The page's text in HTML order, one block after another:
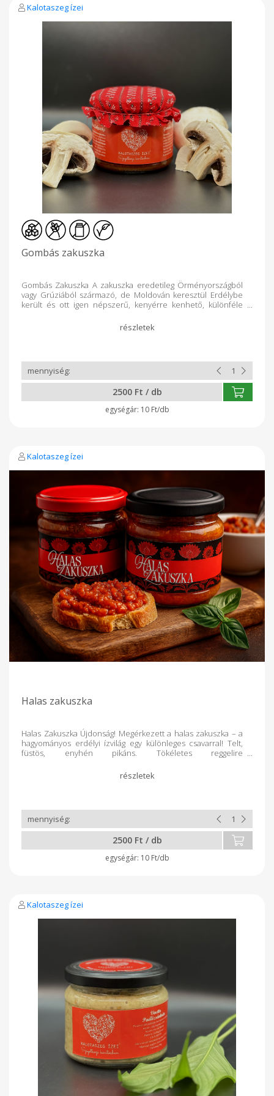
Kalotaszeg ízei
Gombás zakuszka
Gombás Zakuszka A zakuszka eredetileg Örményországból
vagy Grúziából származó, de Moldován keresztül Erdélybe
került és ott igen népszerű, kenyérre kenhető, különféle
felhasználható az ételek ízesítésére, illetve tésztaételekhez
is hozzáadott mártásként. Összetevők: Vöröshagyma,
napraforgóolaj, Na-Benzoát.
2500 Ft / db
10 Ft/db
Kalotaszeg ízei
Halas zakuszka
Halas Zakuszka Újdonság! Megérkezett a halas zakuszka – a
hagyományos erdélyi ízvilág egy különleges csavarral! Telt,
füstös, enyhén pikáns. Tökéletes reggelire
gasztroélményként vagy csak úgy, kanállal…
A zakuszka eredetileg Örményországból vagy Grúziából
paprikából készült krém, amely felhasználható az ételek
ízesítésére, illetve tésztaételekhez is hozzáadott mártásként.
Összetevők: Vöröshagyma, pritaminpaprika, parázson sült
padlizsán, sárgarépa, hal, paradicsomlé, só, bors, babérlevél,
napraforgóolaj, Na-Benzoát.
2500 Ft / db
10 Ft/db
Kalotaszeg ízei